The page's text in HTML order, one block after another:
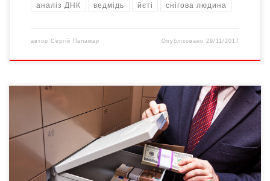
аналіз ДНК ведмідь йєті снігова людина
автор Сергій Паламар Опубліковано29/11/2017
Національний банк України визначив регламент роботи
банківської системи країни, а також електронних систем на
новорічні свята. Про це повідомляє прес-служба НБУ.
Зокрема: – 27 і 28 грудня 2017 року Система електронних
платежів НБУ (СЕП) буде працювати в режимі продовженого